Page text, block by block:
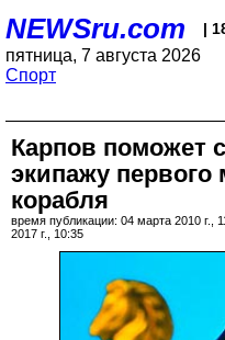
NEWSru.com |
пятница, 7 августа 2026
Спорт
Карпов поможет
экипажу первого
корабля
время публикации: 04 марта 2010 г.,
2017 г., 10:35